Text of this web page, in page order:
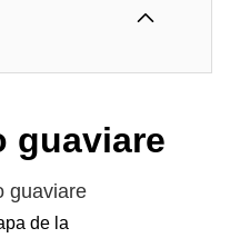
guaviare
de la